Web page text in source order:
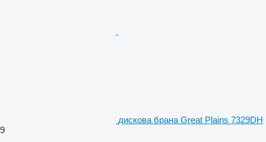
дискова брана Great Plains 7329DH
9